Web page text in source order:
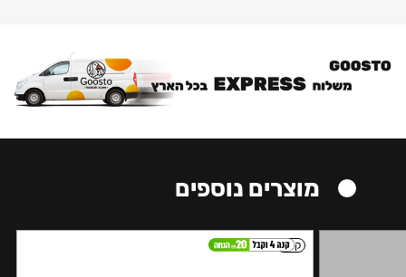
מוצרים נוספים
קל